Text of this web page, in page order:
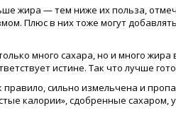
жира — тем ниже их польза,
Плюс в них тоже могут
много сахара, но и много жира
истине. Так что лучше
сильно измельчена и
калории», сдобренные сахаром,